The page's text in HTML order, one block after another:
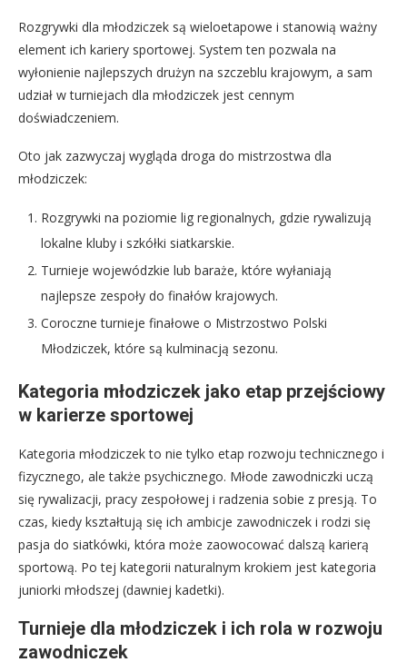
Rozgrywki dla młodziczek są wieloetapowe i stanowią ważny
element ich kariery sportowej. System ten pozwala na
wyłonienie najlepszych drużyn na szczeblu krajowym, a sam
udział w turniejach dla młodziczek jest cennym
doświadczeniem.
Oto jak zazwyczaj wygląda droga do mistrzostwa dla
młodziczek:
Rozgrywki na poziomie lig regionalnych, gdzie rywalizują
lokalne kluby i szkółki siatkarskie.
Turnieje wojewódzkie lub baraże, które wyłaniają
najlepsze zespoły do finałów krajowych.
Coroczne turnieje finałowe o Mistrzostwo Polski
Młodziczek, które są kulminacją sezonu.
Kategoria młodziczek jako etap przejściowy
w karierze sportowej
Kategoria młodziczek to nie tylko etap rozwoju technicznego i
fizycznego, ale także psychicznego. Młode zawodniczki uczą
się rywalizacji, pracy zespołowej i radzenia sobie z presją. To
czas, kiedy kształtują się ich ambicje zawodniczek i rodzi się
pasja do siatkówki, która może zaowocować dalszą karierą
sportową. Po tej kategorii naturalnym krokiem jest kategoria
juniorki młodszej (dawniej kadetki).
Turnieje dla młodziczek i ich rola w rozwoju
zawodniczek